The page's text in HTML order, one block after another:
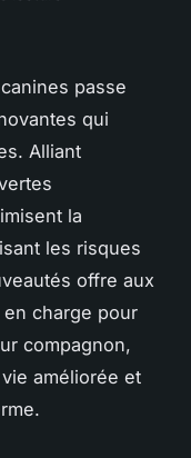
passe
qui
Alliant
la
les risques
offre aux
charge pour
compagnon,
améliorée et